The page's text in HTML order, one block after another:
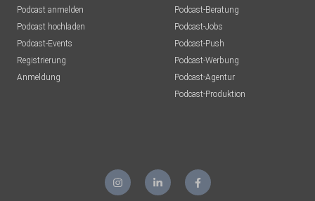
Podcast anmelden
Podcast hochladen
Podcast-Events
Registrierung
Anmeldung
Podcast-Beratung
Podcast-Jobs
Podcast-Push
Podcast-Werbung
Podcast-Agentur
Podcast-Produktion